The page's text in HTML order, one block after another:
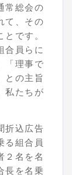
常総会の
て、その
です。
合員らに
「理事で
との主旨
私たちが
折込広告
る組合員
２名を名
長を名乗